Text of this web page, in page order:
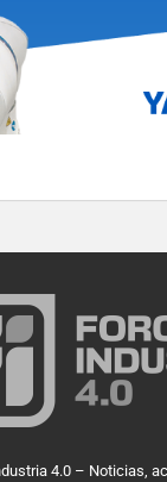
4.0 – Noticias,